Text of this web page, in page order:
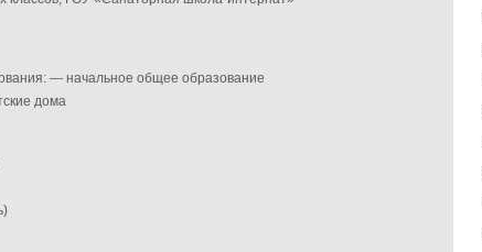
— начальное общее образование
дома